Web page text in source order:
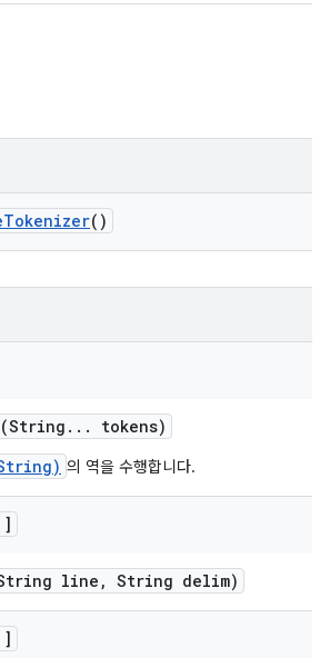
Tokenizer()
(String . . .
tokens)
의 역을 수행합니다.
line , String delim)